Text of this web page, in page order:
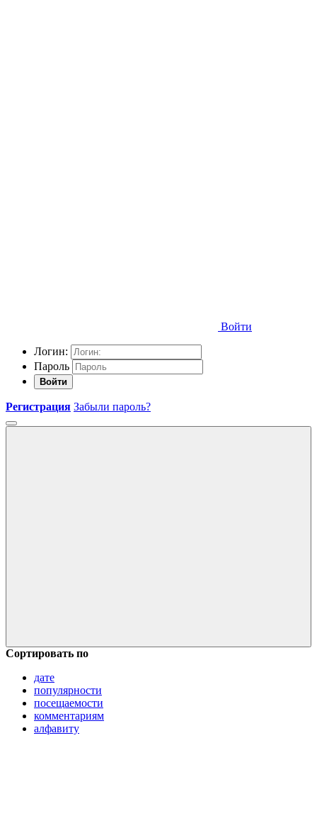
Войти
Логин:
Пароль
Войти
Регистрация Забыли пароль?
Сортировать по
дате
популярности
посещаемости
комментариям
алфавиту